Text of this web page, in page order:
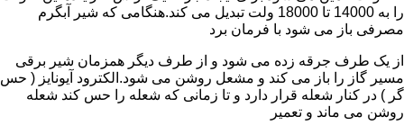
را به 14000 تا 18000 ولت تبدیل می کند.هنگامی که شیر آبگرم
مصرفی باز می شود با فرمان برد
از یک طرف جرقه زده می شود و از طرف دیگر همزمان شیر برقی
مسیر گاز را باز می کند و مشعل روشن می شود.الکترود آیونایز ( حس
گر ) در کنار شعله قرار دارد و تا زمانی که شعله را حس کند شعله
روشن می ماند و تعمیر